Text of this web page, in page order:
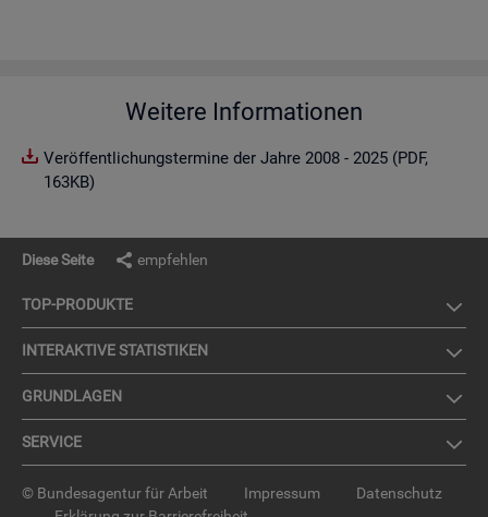
Weitere Informationen
Veröffentlichungstermine der Jahre 2008 - 2025 (PDF,
163KB)
Diese Seite empfehlen
TOP-PRO­DUK­TE
IN­TER­AK­TI­VE STA­TIS­TI­KEN
GRUND­LA­GEN
SER­VICE
© Bundesagentur für Arbeit Impressum
Datenschutz